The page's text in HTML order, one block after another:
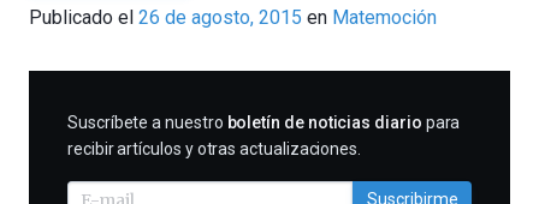
Tomé
Publicado el 26 de agosto, 2015 en Matemoción
SUSCRIBIRME
Suscríbete a nuestro boletín de noticias diario para
recibir artículos y otras actualizaciones.
Suscribirme